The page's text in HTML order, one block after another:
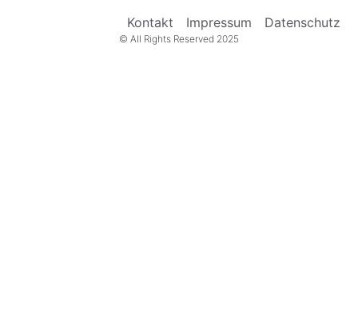
Kontakt Impressum Datenschutz
© All Rights Reserved 2025